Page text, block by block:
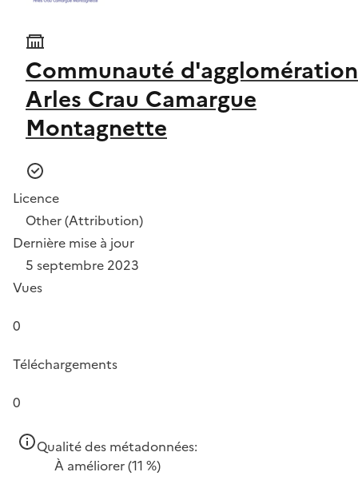
Communauté d'agglomération
Arles Crau Camargue
Montagnette
Licence
Other (Attribution)
Dernière mise à jour
5 septembre 2023
Vues
0
Téléchargements
0
Qualité des métadonnées:
À améliorer(11 %)